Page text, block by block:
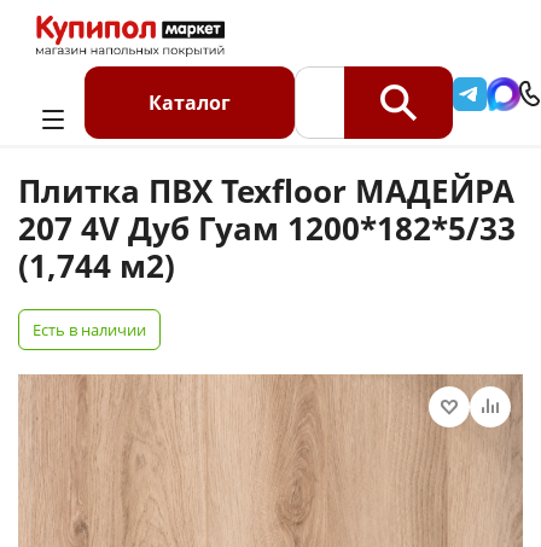
Каталог
Каталог Кварцвинил SPC
Плитка ПВХ Texfloor МАДЕЙРА 207 4V Дуб Гуам
1200*182*5/33 (1,744 м2)
Плитка ПВХ Texfloor МАДЕЙРА
207 4V Дуб Гуам 1200*182*5/33
(1,744 м2)
Есть в наличии